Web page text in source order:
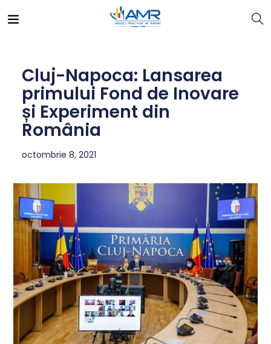
Cluj-Napoca: Lansarea
primului Fond de Inovare
și Experiment din
România
octombrie 8, 2021